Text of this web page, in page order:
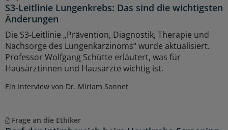
S3-Leitlinie Lungenkrebs: Das sind die wichtigsten
Änderungen
Die S3-Leitlinie „Prävention, Diagnostik, Therapie und
Nachsorge des Lungenkarzinoms“ wurde aktualisiert.
Professor Wolfgang Schütte erläutert, was für
Hausärztinnen und Hausärzte wichtig ist.
Ein Interview von Dr. Miriam Sonnet
Frage an die Ethiker